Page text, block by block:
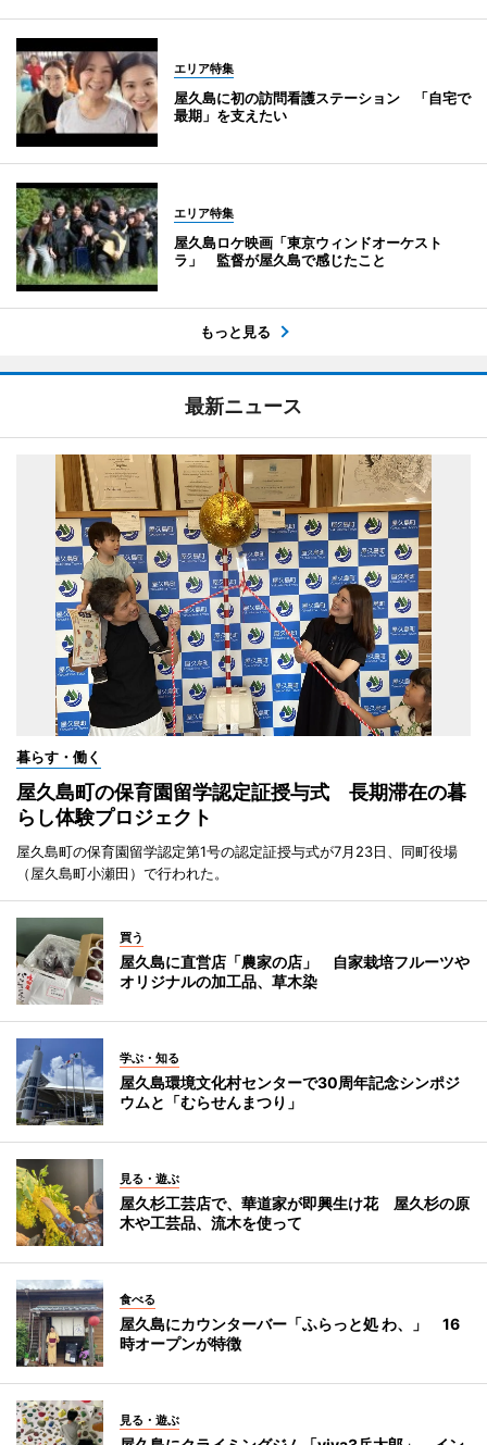
エリア特集
屋久島に初の訪問看護ステーション 「自宅で
最期」を支えたい
エリア特集
屋久島ロケ映画「東京ウィンドオーケスト
ラ」 監督が屋久島で感じたこと
もっと見る
最新ニュース
暮らす・働く
屋久島町の保育園留学認定証授与式 長期滞在の暮
らし体験プロジェクト
屋久島町の保育園留学認定第1号の認定証授与式が7月23日、同町役場
（屋久島町小瀬田）で行われた。
買う
屋久島に直営店「農家の店」 自家栽培フルーツや
オリジナルの加工品、草木染
学ぶ・知る
屋久島環境文化村センターで30周年記念シンポジ
ウムと「むらせんまつり」
見る・遊ぶ
屋久杉工芸店で、華道家が即興生け花 屋久杉の原
木や工芸品、流木を使って
食べる
屋久島にカウンターバー「ふらっと処 わ、」 16
時オープンが特徴
見る・遊ぶ